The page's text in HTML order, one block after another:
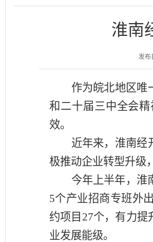
淮南
发布
作为皖北地区唯
和二十届三中全会
效。
近年来，淮南经
极推动企业转型升级
今年上半年，淮
5个产业招商专班外
约项目27个，有力
业发展能级。